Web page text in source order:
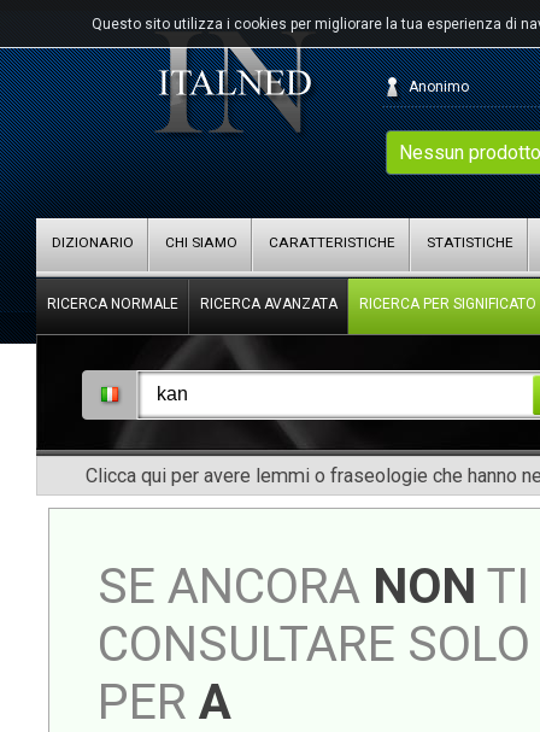
Questo sito utilizza i cookies per migliorare la tua esperienza di
Nessun
Anonimo
DIZIONARIO CHI SIAMO CARATTERISTICHE STATISTICHE
RICERCA NORMALE RICERCA AVANZATA RICERCA PER SIGNIFICATO
Clicca qui per avere lemmi o fraseologie che hanno
SE ANCORA NON TI
CONSULTARE
PER A